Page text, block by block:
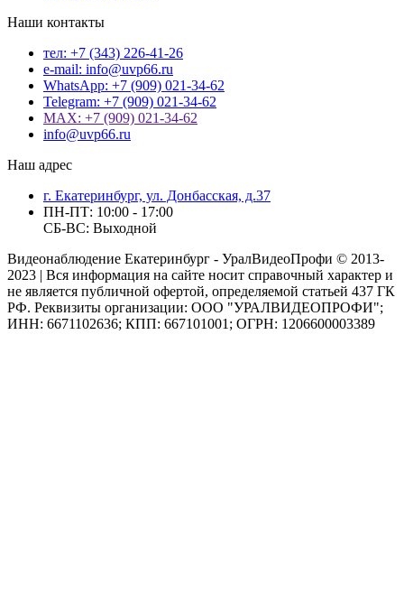
Наши контакты
тел: +7 (343) 226-41-26
e-mail: info@uvp66.ru
WhatsApp: +7 (909) 021-34-62
Telegram: +7 (909) 021-34-62
MAX: +7 (909) 021-34-62
info@uvp66.ru
Наш адрес
г. Екатеринбург, ул. Донбасская, д.37
ПН-ПТ: 10:00 - 17:00
СБ-ВС: Выходной
Видеонаблюдение Екатеринбург - УралВидеоПрофи © 2013-
2023 | Вся информация на сайте носит справочный характер и
не является публичной офертой, определяемой статьей 437 ГК
РФ. Реквизиты организации: ООО "УРАЛВИДЕОПРОФИ";
ИНН: 6671102636; КПП: 667101001; ОГРН: 1206600003389